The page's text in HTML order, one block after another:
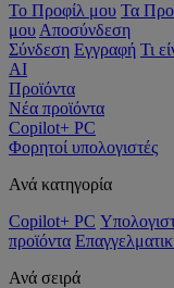
Το Προφίλ μου Τα
μου Αποσύνδεση
Σύνδεση Εγγραφή Τι
AI
Προϊόντα
Νέα προϊόντα
Copilot+ PC
Φορητοί υπολογιστές
Ανά κατηγορία
Copilot+ PC
προϊόντα
Ανά σειρά